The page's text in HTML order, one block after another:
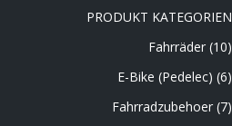
PRODUKT KATEGORIEN
Fahrräder (10)
E-Bike (Pedelec) (6)
Fahrradzubehoer (7)